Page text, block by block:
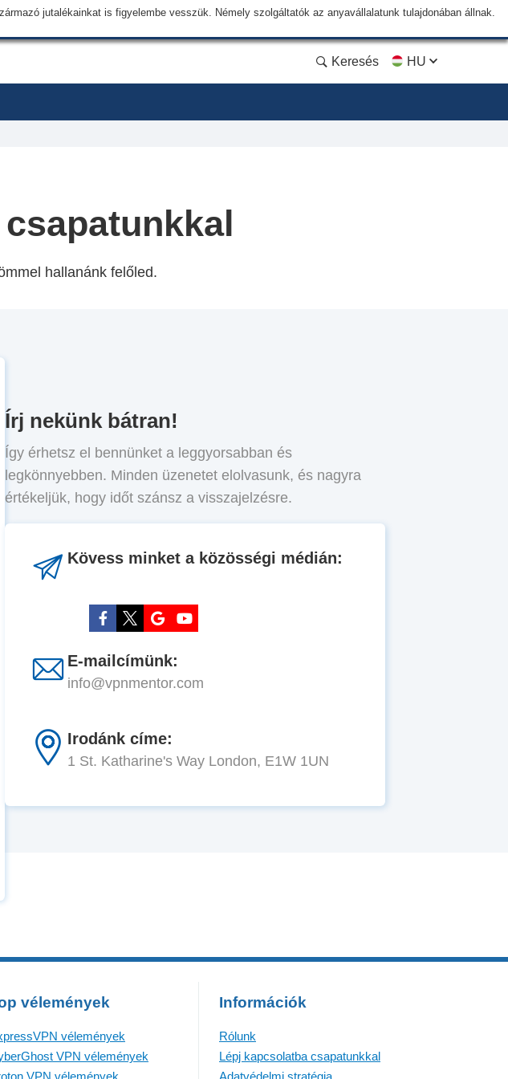
jutalékainkat is figyelembe vesszük. Némely szolgáltatók az anyavállalatunk tulajdonában állnak.
Keresés HU
hallanánk felőled.
Írj nekünk bátran!
Így érhetsz el bennünket a leggyorsabban és
legkönnyebben. Minden üzenetet elolvasunk, és nagyra
értékeljük, hogy időt szánsz a visszajelzésre.
Kövess minket a közösségi médián:
E-mailcímünk:
info@vpnmentor.com
Irodánk címe:
1 St. Katharine's Way London, E1W 1UN
vélemények
vélemények
VPN vélemények
VPN vélemények
Információk
Rólunk
Lépj kapcsolatba csapatunkkal
Adatvédelmi stratégia